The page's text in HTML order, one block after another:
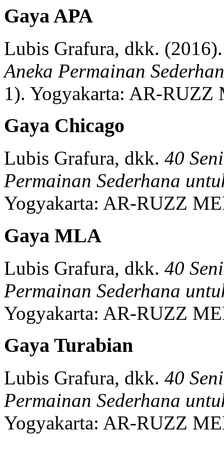
Gaya APA
Lubis Grafura, dkk. (2016).
Aneka Permainan
1). Yogyakarta: AR-RUZZ
Gaya Chicago
Lubis Grafura, dkk. 40
Permainan Sederhana
Yogyakarta: AR-RUZZ
Gaya MLA
Lubis Grafura, dkk. 40
Permainan Sederhana
Yogyakarta: AR-RUZZ
Gaya Turabian
Lubis Grafura, dkk. 40
Permainan Sederhana
Yogyakarta: AR-RUZZ